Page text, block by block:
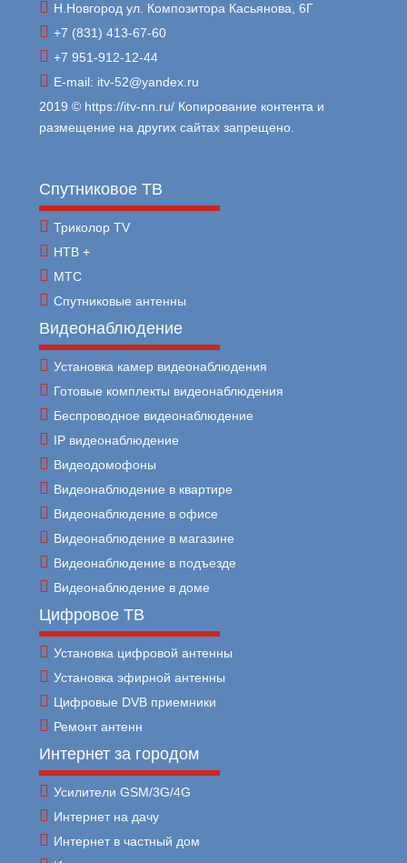
Н.Новгород ул. Композитора Касьянова, 6Г
+7 (831) 413-67-60
+7 951-912-12-44
E-mail: itv-52@yandex.ru
2019 © https://itv-nn.ru/ Копирование контента и
размещение на других сайтах запрещено.
Спутниковое ТВ
Триколор TV
НТВ +
МТС
Спутниковые антенны
Видеонаблюдение
Установка камер видеонаблюдения
Готовые комплекты видеонаблюдения
Беспроводное видеонаблюдение
IP видеонаблюдение
Видеодомофоны
Видеонаблюдение в квартире
Видеонаблюдение в офисе
Видеонаблюдение в магазине
Видеонаблюдение в подъезде
Видеонаблюдение в доме
Цифровое ТВ
Установка цифровой антенны
Установка эфирной антенны
Цифровые DVB приемники
Ремонт антенн
Интернет за городом
Усилители GSM/3G/4G
Интернет на дачу
Интернет в частный дом